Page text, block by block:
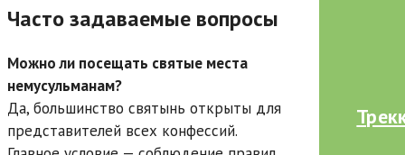
Часто задаваемые вопросы
Можно ли посещать святые места
немусульманам?
Да, большинство святынь открыты для
представителей всех конфессий.